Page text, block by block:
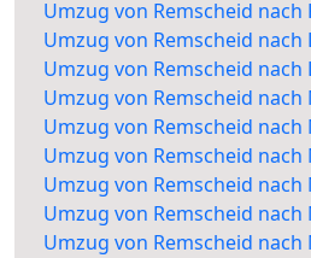
Umzug von Remscheid nach
Umzug von Remscheid nach
Umzug von Remscheid
Umzug von Remscheid nach
Umzug von Remscheid
Umzug von Remscheid
Umzug von Remscheid
Umzug von Remscheid
Umzug von Remscheid